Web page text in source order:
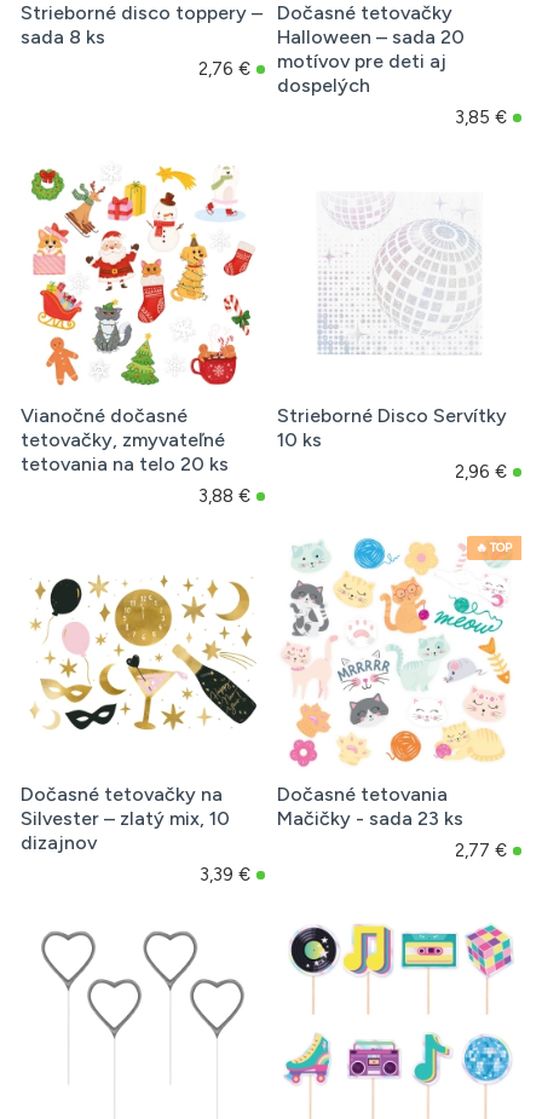
Strieborné disco toppery –
sada 8 ks
2,76 €
Dočasné tetovačky
Halloween – sada 20
motívov pre deti aj
dospelých
3,85 €
Vianočné dočasné
tetovačky, zmyvateľné
tetovania na telo 20 ks
3,88 €
Strieborné Disco Servítky
10 ks
2,96 €
Dočasné tetovačky na
Silvester – zlatý mix, 10
dizajnov
3,39 €
🔥 TOP
Dočasné tetovania
Mačičky - sada 23 ks
2,77 €